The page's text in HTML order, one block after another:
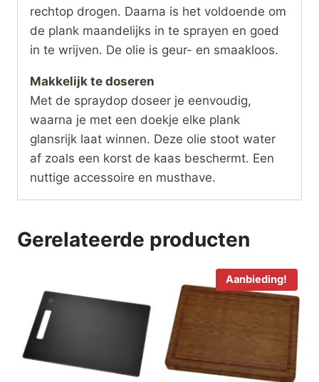
rechtop drogen. Daarna is het voldoende om
de plank maandelijks in te sprayen en goed
in te wrijven. De olie is geur- en smaakloos.
Makkelijk te doseren
Met de spraydop doseer je eenvoudig,
waarna je met een doekje elke plank
glansrijk laat winnen. Deze olie stoot water
af zoals een korst de kaas beschermt. Een
nuttige accessoire en musthave.
Gerelateerde producten
Aanbieding!